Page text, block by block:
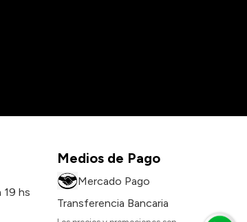
19 hs
Medios de Pago
Mercado Pago
Transferencia Bancaria